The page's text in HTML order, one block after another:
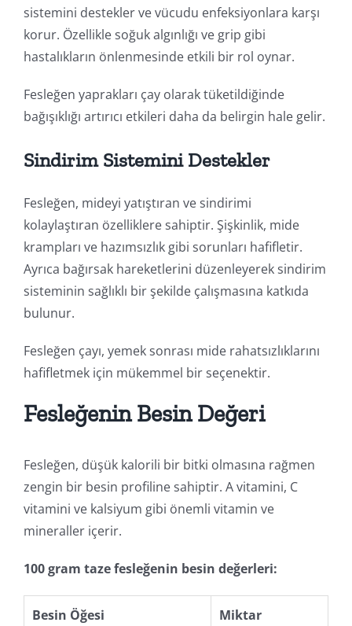
sistemini destekler ve vücudu enfeksiyonlara karşı
korur. Özellikle soğuk algınlığı ve grip gibi
hastalıkların önlenmesinde etkili bir rol oynar.
Fesleğen yaprakları çay olarak tüketildiğinde
bağışıklığı artırıcı etkileri daha da belirgin hale gelir.
Sindirim Sistemini Destekler
Fesleğen, mideyi yatıştıran ve sindirimi
kolaylaştıran özelliklere sahiptir. Şişkinlik, mide
krampları ve hazımsızlık gibi sorunları hafifletir.
Ayrıca bağırsak hareketlerini düzenleyerek sindirim
sisteminin sağlıklı bir şekilde çalışmasına katkıda
bulunur.
Fesleğen çayı, yemek sonrası mide rahatsızlıklarını
hafifletmek için mükemmel bir seçenektir.
Fesleğenin Besin Değeri
Fesleğen, düşük kalorili bir bitki olmasına rağmen
zengin bir besin profiline sahiptir. A vitamini, C
vitamini ve kalsiyum gibi önemli vitamin ve
mineraller içerir.
100 gram taze fesleğenin besin değerleri:
Besin Öğesi Miktar